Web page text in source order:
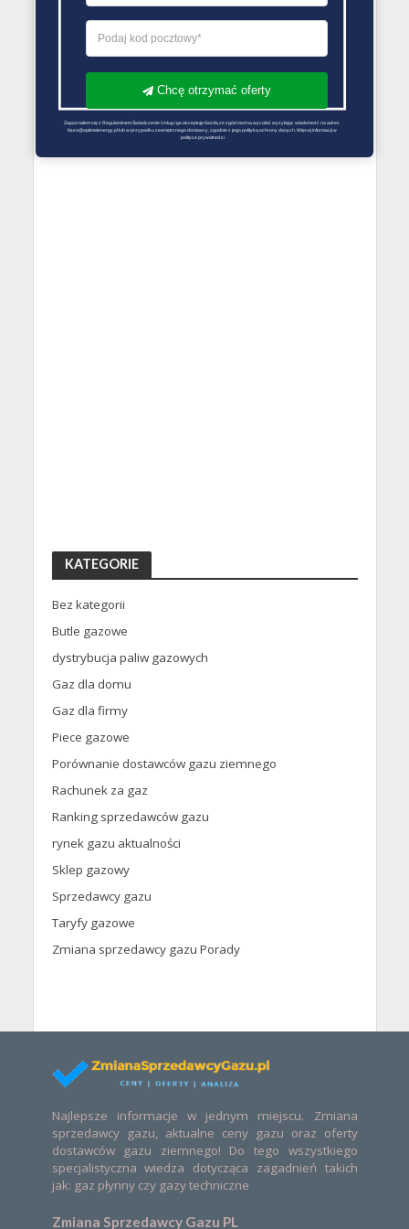
KATEGORIE
Bez kategorii
Butle gazowe
dystrybucja paliw gazowych
Gaz dla domu
Gaz dla firmy
Piece gazowe
Porównanie dostawców gazu ziemnego
Rachunek za gaz
Ranking sprzedawców gazu
rynek gazu aktualności
Sklep gazowy
Sprzedawcy gazu
Taryfy gazowe
Zmiana sprzedawcy gazu Porady
Najlepsze informacje w jednym miejscu. Zmiana
sprzedawcy gazu, aktualne ceny gazu oraz oferty
dostawców gazu ziemnego! Do tego wszystkiego
specjalistyczna wiedza dotycząca zagadnień takich
jak: gaz płynny czy gazy techniczne
Zmiana Sprzedawcy Gazu PL
Chcę otrzymać oferty
Zapoznałem się z Regulaminem Świadczenie Usług i go akceptuję Każdą ze zgód można wycofać wysyłając wiadomość na adres
biuro@optimalenergy.pl lub w przypadku zewnętrznego dostawcy, zgodnie z jego polityką ochrony danych. Więcej informacji w
polityce prywatności